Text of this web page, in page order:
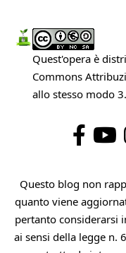
Quest'opera è
Commons
allo stesso modo
Questo blog non
quanto viene
pertanto considerarsi
ai sensi della legge n.